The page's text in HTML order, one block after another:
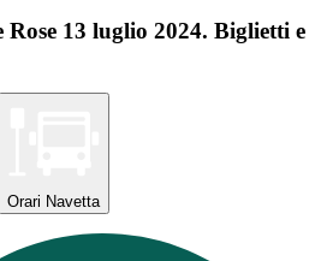
13 luglio 2024. Biglietti e
Orari Navetta